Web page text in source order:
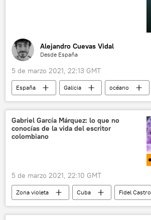
Alejandro Cuevas Vidal
Desde España
5 de marzo 2021, 22:13 GMT
España Galicia
océano
océano Atlántico
biología
animales
Gabriel García Márquez: lo que no
conocías de la vida del escritor
colombiano
5 de marzo 2021, 22:10 GMT
Zona violeta Cuba
Fidel Castro
Gabriel García Márquez
Premio Nobel